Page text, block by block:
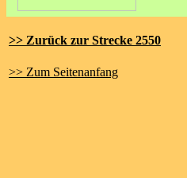
>> Zurück zur Strecke 2550
>> Zum Seitenanfang